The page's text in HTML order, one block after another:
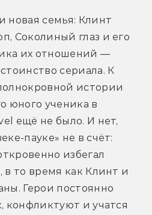
новая семья: Клинт
Соколиный глаз и его
их отношений —
сериала. К
истории
юного ученика в
ещё не было. И нет,
пауке» не в счёт:
избегал
в то время как Клинт и
Герои постоянно
конфликтуют и учатся